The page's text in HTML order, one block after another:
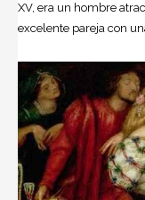
XV, era un hombre
excelente pareja con